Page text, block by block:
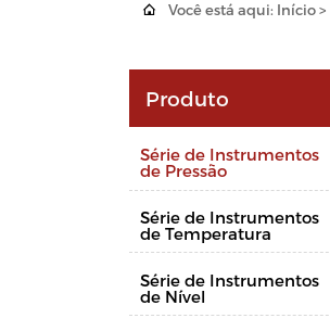
 Você está aqui: Início>
Produto
Série de Instrumentos
de Pressão
Série de Instrumentos
de Temperatura
Série de Instrumentos
de Nível